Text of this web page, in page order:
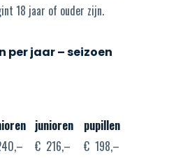
18 jaar of ouder zijn.
jaar – seizoen
junioren
pupillen
€ 216,–
€ 198,–